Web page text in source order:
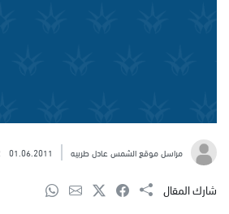
مراسل موقع الشمس عادل طربيه 01.06.2011
شارك المقال